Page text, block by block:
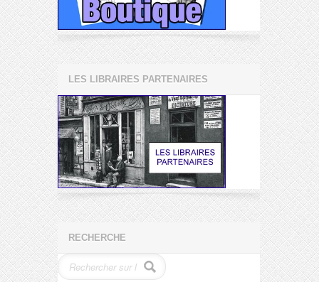
LES LIBRAIRES PARTENAIRES
RECHERCHE